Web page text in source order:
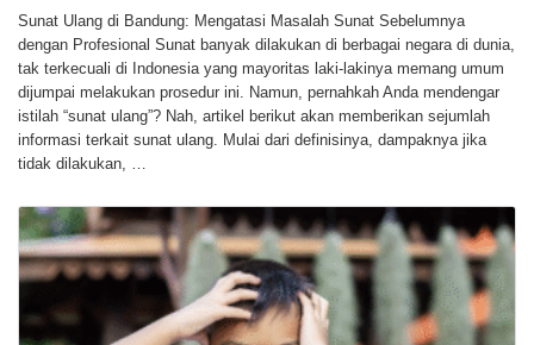
Sunat Ulang di Bandung: Mengatasi Masalah Sunat Sebelumnya
dengan Profesional Sunat banyak dilakukan di berbagai negara di dunia,
tak terkecuali di Indonesia yang mayoritas laki-lakinya memang umum
dijumpai melakukan prosedur ini. Namun, pernahkah Anda mendengar
istilah “sunat ulang”? Nah, artikel berikut akan memberikan sejumlah
informasi terkait sunat ulang. Mulai dari definisinya, dampaknya jika
tidak dilakukan, …